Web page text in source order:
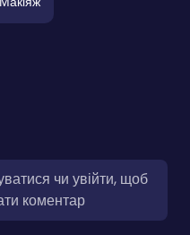
чи увійти, щоб
коментар